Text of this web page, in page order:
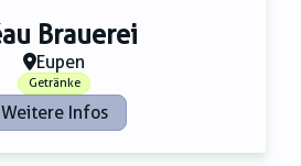
Brauerei
Eupen
Getränke
Weitere Infos